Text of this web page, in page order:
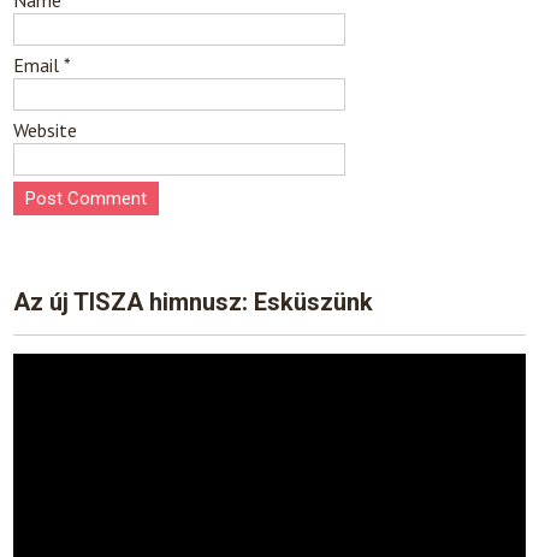
Email*
Website
Az új TISZA himnusz: Esküszünk